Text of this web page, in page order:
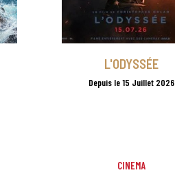
L'ODYSSÉE
Depuis le 15 Juillet 2026
CINEMA